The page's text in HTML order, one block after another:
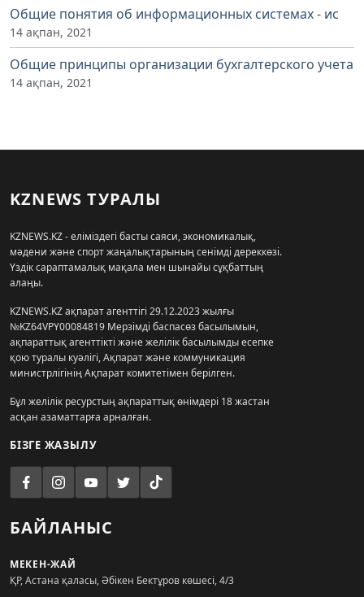
Общие понятия об информационных системах - ис
14 ақпан, 2021
Общие принципы организации бухгалтерского учета
14 ақпан, 2021
KZNEWS ТУРАЛЫ
KZNEWS.KZ - еліміздегі басты саяси, экономикалық,
мәдени және спорт жаңалықтарының сенімді дереккөзі.
Үздік сараптамалық мақала мен шынайы сұқбаттың
алаңы.
KZNEWS.KZ ақпарат агенттігі 29.12.2023 жылғы
№KZ64VPY00084819 Мерзімді баспасөз басылымын,
ақпараттық агенттікті және желілік басылымды есепке
қою туралы куәлігі, Ақпарат және коммуникация
министрлігінің Ақпарат комитетімен берілген.
Бұл желілік ресурстың ақпараттық өнімдері 18 жастан
асқан азаматтарға арналған.
БІЗГЕ ЖАЗЫЛУ
БАЙЛАНЫС
МЕКЕН-ЖАЙ
ҚР, Астана қаласы, Әбікен Бектұров көшесі, 4/3